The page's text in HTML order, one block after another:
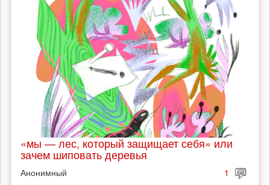
«мы — лес, который защищает себя» или
зачем шиповать деревья
Анонимный 1